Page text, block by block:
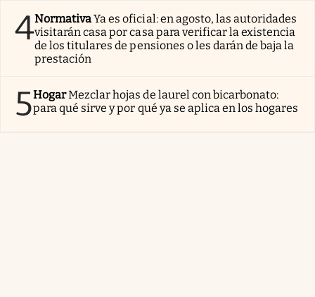
4NormativaYa es oficial: en agosto, las autoridades
visitarán casa por casa para verificar la existencia
de los titulares de pensiones o les darán de baja la
prestación
5HogarMezclar hojas de laurel con bicarbonato:
para qué sirve y por qué ya se aplica en los hogares